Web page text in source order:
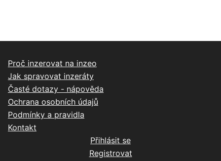
Proč inzerovat na inzeo
Jak spravovat inzeráty
Časté dotazy - nápověda
Ochrana osobních údajů
Podmínky a pravidla
Kontakt
Přihlásit se
Registrovat